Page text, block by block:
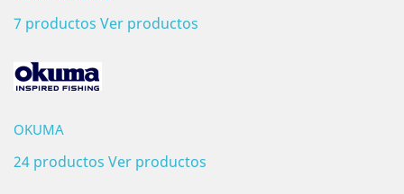
7 productos Ver productos
OKUMA
24 productos Ver productos